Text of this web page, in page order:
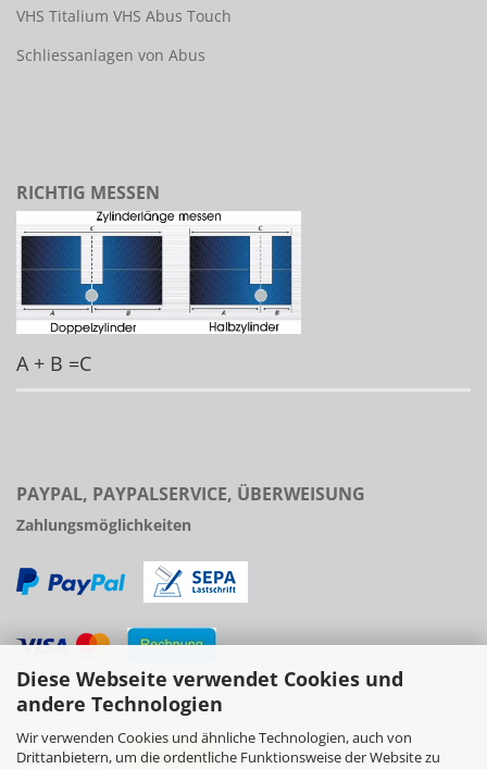
Diese Webseite verwendet Cookies und
andere Technologien
Wir verwenden Cookies und ähnliche Technologien, auch von
Drittanbietern, um die ordentliche Funktionsweise der Website zu
VHS Titalium VHS Abus Touch
Schliessanlagen von Abus
RICHTIG MESSEN
A + B =C
PAYPAL, PAYPALSERVICE, ÜBERWEISUNG
Zahlungsmöglichkeiten
Versand